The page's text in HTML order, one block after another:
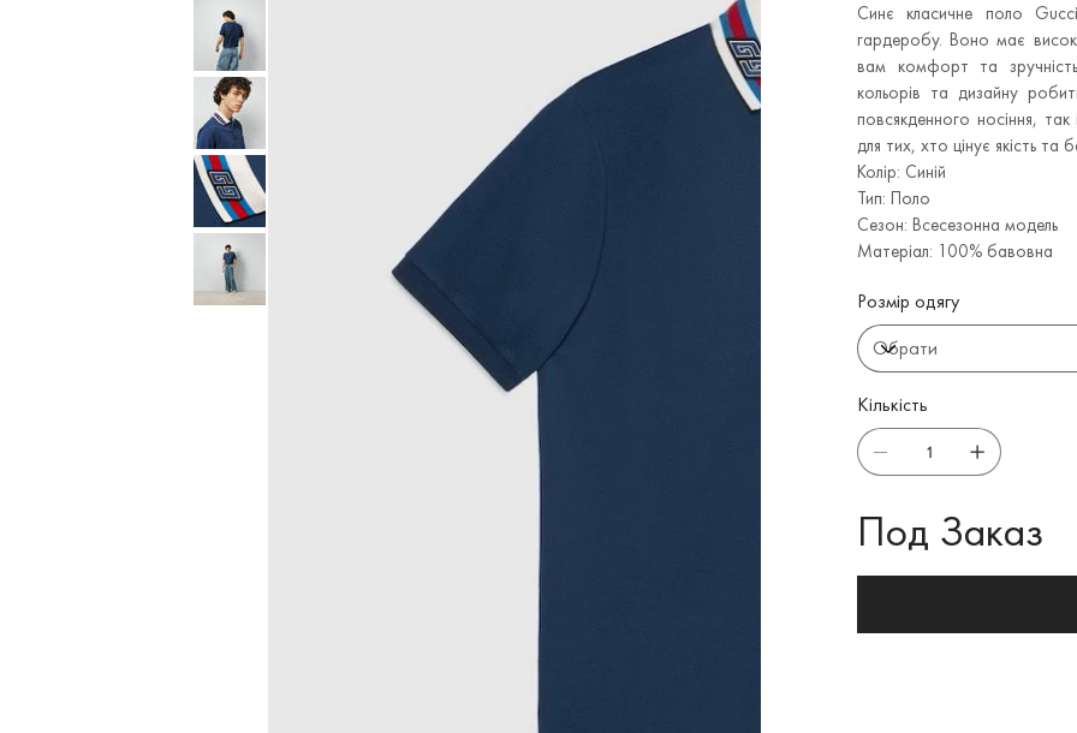
Синє класичне поло
гардеробу. Воно має
вам комфорт та
кольорів та дизайну
повсякденного носіння,
для тих, хто цінує якість та
Колір: Синій
Тип: Поло
Сезон: Всесезонна модель
Матеріал: 100% бавовна
Розмір одягу
Кількість
Под Заказ